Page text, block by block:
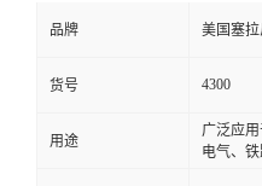
品牌 美国塞
货号 4300
用途
广泛应
电气、铁